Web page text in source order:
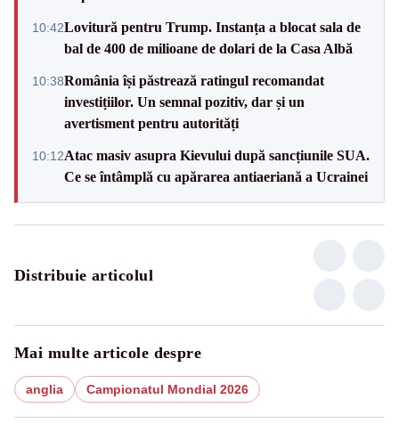
10:42Lovitură pentru Trump. Instanța a blocat sala de
bal de 400 de milioane de dolari de la Casa Albă
10:38România își păstrează ratingul recomandat
investițiilor. Un semnal pozitiv, dar și un
avertisment pentru autorități
10:12Atac masiv asupra Kievului după sancțiunile SUA.
Ce se întâmplă cu apărarea antiaeriană a Ucrainei
Distribuie articolul
Mai multe articole despre
anglia Campionatul Mondial 2026